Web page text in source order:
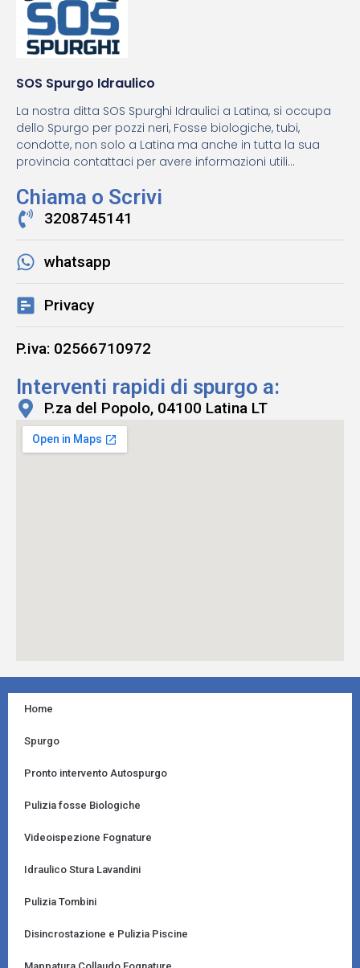
SOS Spurgo Idraulico
La nostra ditta SOS Spurghi Idraulici a Latina, si occupa
dello Spurgo per pozzi neri, Fosse biologiche, tubi,
condotte, non solo a Latina ma anche in tutta la sua
provincia contattaci per avere informazioni utili...
Chiama o Scrivi
3208745141
whatsapp
Privacy
P.iva: 02566710972
Interventi rapidi di spurgo a:
P.za del Popolo, 04100 Latina LT
Home
Spurgo
Pronto intervento Autospurgo
Pulizia fosse Biologiche
Videoispezione Fognature
Idraulico Stura Lavandini
Pulizia Tombini
Disincrostazione e Pulizia Piscine